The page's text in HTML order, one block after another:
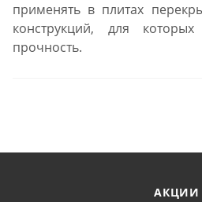
применять в плитах
конструкций, для
прочность.
АКЦИИ